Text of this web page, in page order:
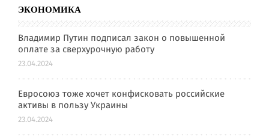
ЭКОНОМИКА
Владимир Путин подписал закон о повышенной
оплате за сверхурочную работу
23.04.2024
Евросоюз тоже хочет конфисковать российские
активы в пользу Украины
23.04.2024